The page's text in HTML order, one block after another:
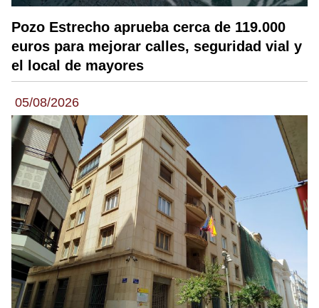
Pozo Estrecho aprueba cerca de 119.000
euros para mejorar calles, seguridad vial y
el local de mayores
05/08/2026